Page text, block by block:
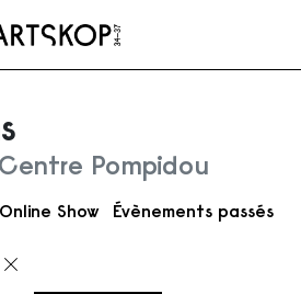
Pompidou
Online Show Évènements passés
Supprimer le filtre